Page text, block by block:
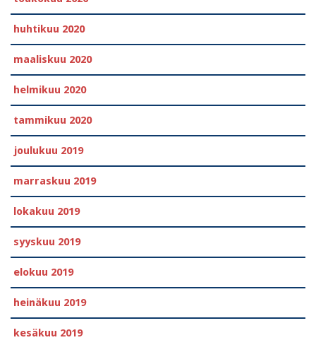
huhtikuu 2020
maaliskuu 2020
helmikuu 2020
tammikuu 2020
joulukuu 2019
marraskuu 2019
lokakuu 2019
syyskuu 2019
elokuu 2019
heinäkuu 2019
kesäkuu 2019